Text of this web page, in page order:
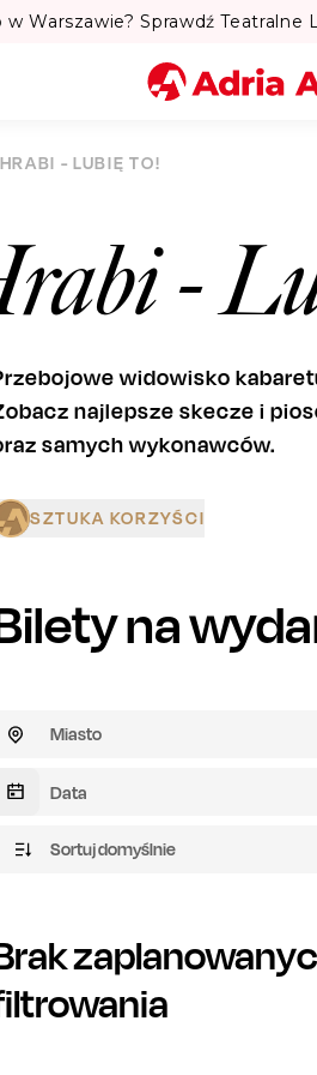
w Warszawie? Sprawdź
Szukaj
- LUBIĘ TO!
-
widowisko
najlepsze skecze i
samych wykonawców.
SZTUKA KORZYŚCI
na
Miasto
Sortuj domyślnie